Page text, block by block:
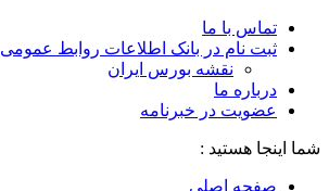
تماس با ما
ثبت نام در بانک اطلاعات روابط عمومی
نقشه بورس ایران
درباره ما
عضويت در خبرنامه
شما اینجا هستید :
صفحه اصلی